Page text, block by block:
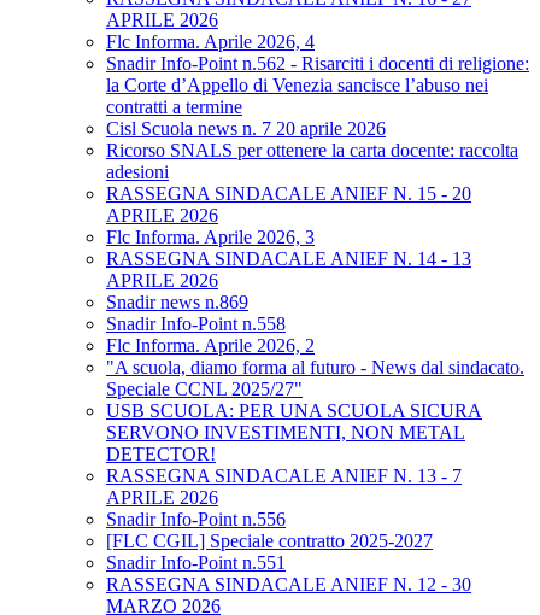
APRILE 2026
Flc Informa. Aprile 2026, 4
Snadir Info-Point n.562 - Risarciti i docenti di religione:
la Corte d’Appello di Venezia sancisce l’abuso nei
contratti a termine
Cisl Scuola news n. 7 20 aprile 2026
Ricorso SNALS per ottenere la carta docente: raccolta
adesioni
RASSEGNA SINDACALE ANIEF N. 15 - 20
APRILE 2026
Flc Informa. Aprile 2026, 3
RASSEGNA SINDACALE ANIEF N. 14 - 13
APRILE 2026
Snadir news n.869
Snadir Info-Point n.558
Flc Informa. Aprile 2026, 2
"A scuola, diamo forma al futuro - News dal sindacato.
Speciale CCNL 2025/27"
USB SCUOLA: PER UNA SCUOLA SICURA
SERVONO INVESTIMENTI, NON METAL
DETECTOR!
RASSEGNA SINDACALE ANIEF N. 13 - 7
APRILE 2026
Snadir Info-Point n.556
[FLC CGIL] Speciale contratto 2025-2027
Snadir Info-Point n.551
RASSEGNA SINDACALE ANIEF N. 12 - 30
MARZO 2026